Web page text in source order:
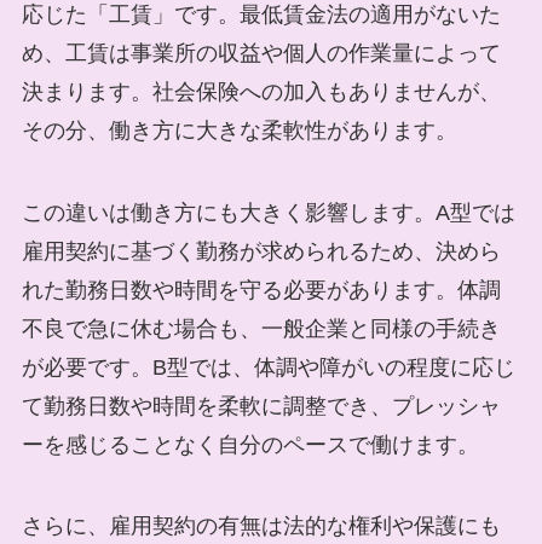
応じた「工賃」です。最低賃金法の適用がないた
め、工賃は事業所の収益や個人の作業量によって
決まります。社会保険への加入もありませんが、
その分、働き方に大きな柔軟性があります。
この違いは働き方にも大きく影響します。A型では
雇用契約に基づく勤務が求められるため、決めら
れた勤務日数や時間を守る必要があります。体調
不良で急に休む場合も、一般企業と同様の手続き
が必要です。B型では、体調や障がいの程度に応じ
て勤務日数や時間を柔軟に調整でき、プレッシャ
ーを感じることなく自分のペースで働けます。
さらに、雇用契約の有無は法的な権利や保護にも